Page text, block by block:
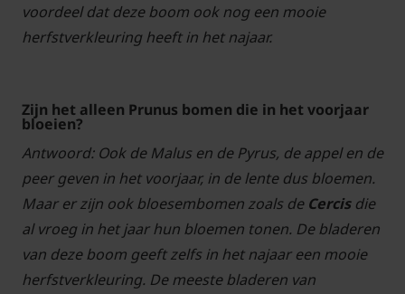
voordeel dat deze boom ook nog een mooie
herfstverkleuring heeft in het najaar.
Zijn het alleen Prunus bomen die in het voorjaar
bloeien?
Antwoord: Ook de Malus en de Pyrus, de appel en de
peer geven in het voorjaar, in de lente dus bloemen.
Maar er zijn ook bloesembomen zoals de Cercisdie
al vroeg in het jaar hun bloemen tonen. De bladeren
van deze boom geeft zelfs in het najaar een mooie
herfstverkleuring. De meeste bladeren van